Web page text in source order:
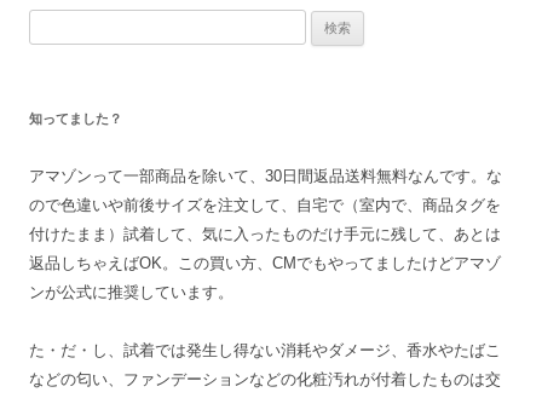
知ってました？
アマゾンって一部商品を除いて、30日間返品送料無料なんです。な
ので色違いや前後サイズを注文して、自宅で（室内で、商品タグを
付けたまま）試着して、気に入ったものだけ手元に残して、あとは
返品しちゃえばOK。この買い方、CMでもやってましたけどアマゾ
ンが公式に推奨しています。
た・だ・し、試着では発生し得ない消耗やダメージ、香水やたばこ
などの匂い、ファンデーションなどの化粧汚れが付着したものは交